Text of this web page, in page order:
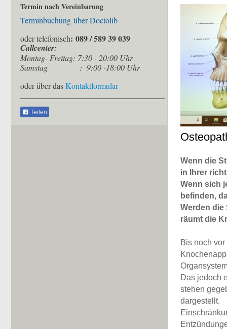
Wenn die
in Ihrer
Wenn sich
befinden,
Werden
räumt die
Bis noch
Das jedoch
stehen
dargestellt.
Termin nach Vereinbarung
Terminbuchung über Doctolib
oder telefonisch: 089 / 589 39 039
Callcenter:
Montag- Freitag: 7:30 - 20:00 Uhr
Samstag : 9:00 -18:00 Uhr
oder über dasKontaktformular
Teilen